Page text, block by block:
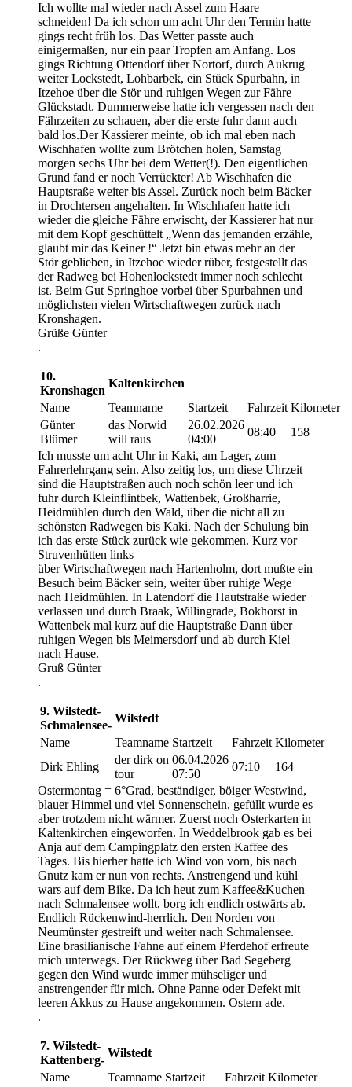
Ich wollte mal wieder nach Assel zum Haare
schneiden! Da ich schon um acht Uhr den Termin hatte
gings recht früh los. Das Wetter passte auch
einigermaßen, nur ein paar Tropfen am Anfang. Los
gings Richtung Ottendorf über Nortorf, durch Aukrug
weiter Lockstedt, Lohbarbek, ein Stück Spurbahn, in
Itzehoe über die Stör und ruhigen Wegen zur Fähre
Glückstadt. Dummerweise hatte ich vergessen nach den
Fährzeiten zu schauen, aber die erste fuhr dann auch
bald los.Der Kassierer meinte, ob ich mal eben nach
Wischhafen wollte zum Brötchen holen, Samstag
morgen sechs Uhr bei dem Wetter(!). Den eigentlichen
Grund fand er noch Verrückter! Ab Wischhafen die
Hauptsraße weiter bis Assel. Zurück noch beim Bäcker
in Drochtersen angehalten. In Wischhafen hatte ich
wieder die gleiche Fähre erwischt, der Kassierer hat nur
mit dem Kopf geschüttelt „Wenn das jemanden erzähle,
glaubt mir das Keiner !“ Jetzt bin etwas mehr an der
Stör geblieben, in Itzehoe wieder rüber, festgestellt das
der Radweg bei Hohenlockstedt immer noch schlecht
ist. Beim Gut Springhoe vorbei über Spurbahnen und
möglichsten vielen Wirtschaftwegen zurück nach
Kronshagen.
Grüße Günter
.
10.
Kronshagen
Kaltenkirchen
Name
Teamname Startzeit Fahrzeit Kilometer
Günter
Blümer
das Norwid
will raus
26.02.2026
04:00
08:40
158
Ich musste um acht Uhr in Kaki, am Lager, zum
Fahrerlehrgang sein. Also zeitig los, um diese Uhrzeit
sind die Hauptstraßen auch noch schön leer und ich
fuhr durch Kleinflintbek, Wattenbek, Großharrie,
Heidmühlen durch den Wald, über die nicht all zu
schönsten Radwegen bis Kaki. Nach der Schulung bin
ich das erste Stück zurück wie gekommen. Kurz vor
Struvenhütten links
über Wirtschaftwegen nach Hartenholm, dort mußte ein
Besuch beim Bäcker sein, weiter über ruhige Wege
nach Heidmühlen. In Latendorf die Hautstraße wieder
verlassen und durch Braak, Willingrade, Bokhorst in
Wattenbek mal kurz auf die Hauptstraße Dann über
ruhigen Wegen bis Meimersdorf und ab durch Kiel
nach Hause.
Gruß Günter
.
9. Wilstedt-
Schmalensee-
Wilstedt
Name
Teamname Startzeit Fahrzeit Kilometer
Dirk Ehling
der dirk on
tour
06.04.2026
07:50
07:10
164
Ostermontag = 6°Grad, beständiger, böiger Westwind,
blauer Himmel und viel Sonnenschein, gefüllt wurde es
aber trotzdem nicht wärmer. Zuerst noch Osterkarten in
Kaltenkirchen eingeworfen. In Weddelbrook gab es bei
Anja auf dem Campingplatz den ersten Kaffee des
Tages. Bis hierher hatte ich Wind von vorn, bis nach
Gnutz kam er nun von rechts. Anstrengend und kühl
wars auf dem Bike. Da ich heut zum Kaffee&Kuchen
nach Schmalensee wollt, borg ich endlich ostwärts ab.
Endlich Rückenwind-herrlich. Den Norden von
Neumünster gestreift und weiter nach Schmalensee.
Eine brasilianische Fahne auf einem Pferdehof erfreute
mich unterwegs. Der Rückweg über Bad Segeberg
gegen den Wind wurde immer mühseliger und
anstrengender für mich. Ohne Panne oder Defekt mit
leeren Akkus zu Hause angekommen. Ostern ade.
.
7. Wilstedt-
Kattenberg-
Wilstedt
Name
Teamname Startzeit Fahrzeit Kilometer